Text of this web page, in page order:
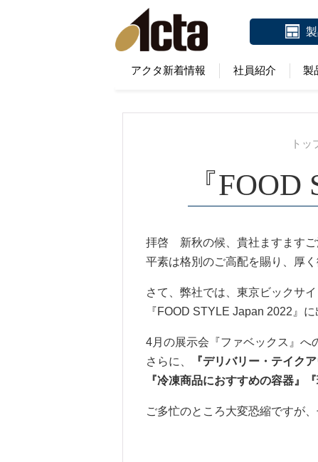
アクタ新着情報 社員紹介 製
トッ
『
拝啓 新秋の候、貴社ますますご
平素は格別のご高配を賜り、厚く
さて、弊社では、東京ビックサ
『FOOD STYLE Japan 2022』に
4月の展示会『ファベックス』へ
さらに、
『デリバリー・テイク
『冷凍商品におすすめの容器』『
ご多忙のところ大変恐縮ですが